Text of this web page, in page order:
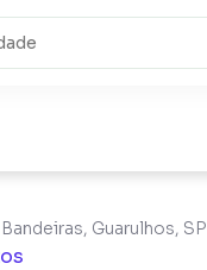
Guarulhos, SP